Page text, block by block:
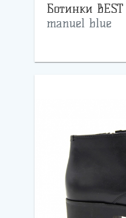
Ботинки
manuel blue